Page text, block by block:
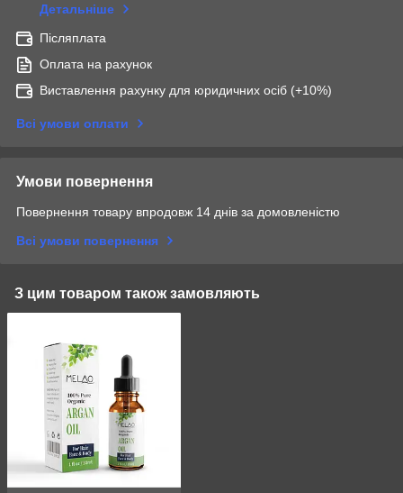
Детальніше
Післяплата
Оплата на рахунок
Виставлення рахунку для юридичних осіб (+10%)
Всі умови оплати
Умови повернення
Повернення товару впродовж 14 днів за домовленістю
Всі умови повернення
З цим товаром також замовляють